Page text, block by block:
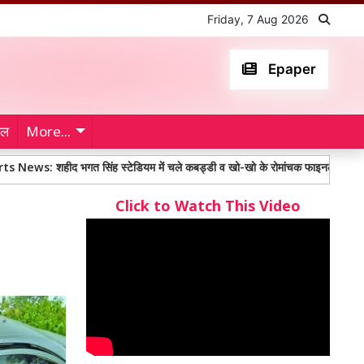
Friday, 7 Aug 2026
Epaper
More...
भगत सिंह स्टेडियम में चले कबड्डी व खो-खो के रोमांचक फाइनल मुकाबले
Click to Watch This Video